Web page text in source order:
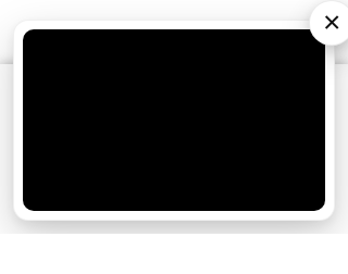
31.05.2026 10:00 Обзоры ×